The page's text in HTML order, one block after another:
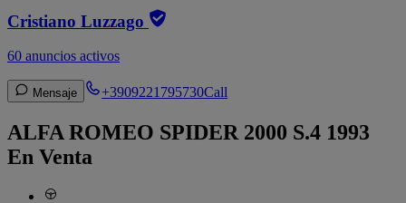
Cristiano Luzzago
60 anuncios activos
Mensaje +3909221795730Call
ALFA ROMEO SPIDER 2000 S.4 1993
En Venta